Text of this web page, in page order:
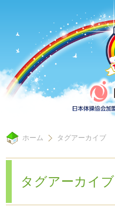
ホーム タグアーカイブ
タグアーカイブ